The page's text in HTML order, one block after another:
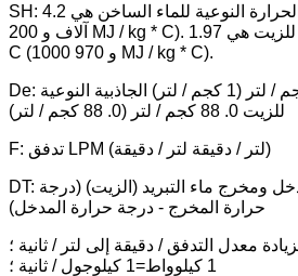
SH: نسبة الحرارة النوعية للماء الساخن هي 4.2KJ / Kg * C (4
آلاف و 200 MJ / kg * C). الحرارة النوعية للزيت هي 1.97KJ / Kg *
C (1000 و 970 MJ / kg * C).
De: الجاذبية النوعية 1 كجم / لتر (1 كجم / لتر) الجاذبية النوعية
للزيت 0. 88 كجم / لتر (0. 88 كجم / لتر)
F: تدفق LPM (لتر / دقيقة لتر / دقيقة)
DT: اختلاف درجة حرارة مدخل ومخرج ماء التبريد (الزيت) (درجة
حرارة المخرج - درجة حرارة المدخل)
لزيادة معدل التدفق / دقيقة إلى لتر / ثانية ؛
1 كيلوواط=1 كيلوجول / ثانية ؛